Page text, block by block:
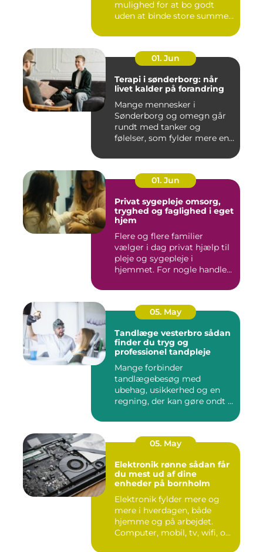
mulighed for at bo godt
uden at binde store summer
01. Jun
Terapi i sønderborg: når
livet kalder på forandring
Mange mennesker i
Sønderborg og omegn går
rundt med tanker og
følelser, som fylder mere end
01. Jun
Privat sygepleje omsorg,
tryghed og faglighed i eget
hjem
Flere og flere familier
vælger i dag privat hjælp til
pleje og sygepleje i
hjemmet. For nogle handle...
05. May
Tandlæge vesterbro sådan
finder du tryg og
professionel tandpleje
Mange forbinder
tandlægebesøg med
ubehag, usikkerhed og en
regning, der kan gøre ondt i
05. May
Elektronik rønne sådan får
du mest ud af dine
enheder på bornholm
Elektronik fylder mere og
mere i hverdagen, både
hjemme og på arbejdet.
Computer, mobil, tv, wifi, o...